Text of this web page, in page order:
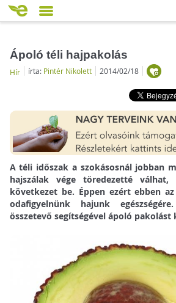
Ápoló téli hajpakolás
Hír írta: Pintér Nikolett 2014/02/18
A téli időszak a szokásosnál jobban
hajszálak vége töredezetté
következet be. Éppen ezért ebben
odafigyelnünk hajunk
összetevő segítségével ápoló pakolást